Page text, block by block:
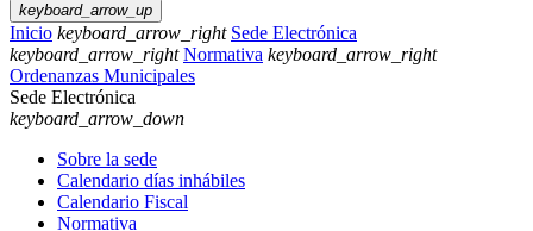
keyboard_arrow_up
Inicio keyboard_arrow_right Sede Electrónica
keyboard_arrow_right Normativa keyboard_arrow_right
Ordenanzas Municipales
Sede Electrónica
keyboard_arrow_down
Sobre la sede
Calendario días inhábiles
Calendario Fiscal
Normativa